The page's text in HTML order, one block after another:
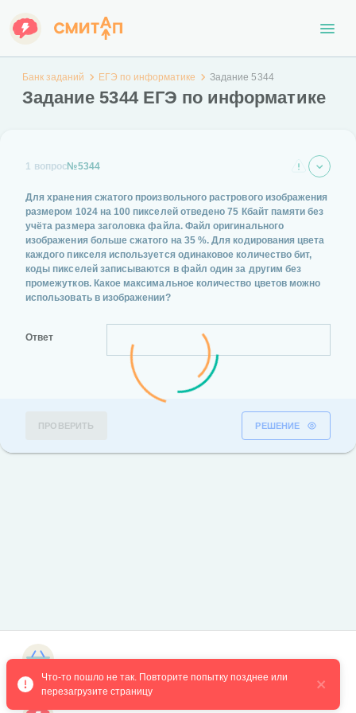
Банк заданий ЕГЭ по информатике Задание 5344
Задание 5344 ЕГЭ по информатике
1 вопрос№5344
Для хранения сжатого произвольного растрового изображения
размером 1024 на 100 пикселей отведено 75 Кбайт памяти без
учёта размера заголовка файла. Файл оригинального
изображения больше сжатого на 35 %. Для кодирования цвета
каждого пикселя используется одинаковое количество бит,
коды пикселей записываются в файл один за другим без
промежутков. Какое максимальное количество цветов можно
использовать в изображении?
Ответ
ПРОВЕРИТЬ РЕШЕНИЕ
Что-то пошло не так. Повторите попытку позднее или
перезагрузите страницу